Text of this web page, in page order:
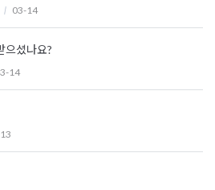
03-14
으셨나요?
14